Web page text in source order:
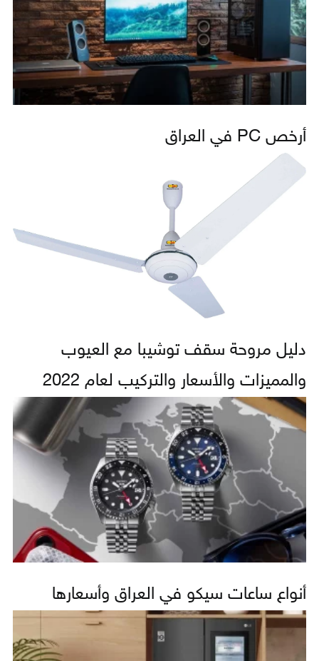
أرخص PC في العراق
دليل مروحة سقف توشيبا مع العيوب
والمميزات والأسعار والتركيب لعام 2022
أنواع ساعات سيكو في العراق وأسعارها